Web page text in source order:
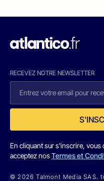
RECEVEZ NOTRE NEWSLETTER
En cliquant sur s'inscrire, vous
acceptez nosTermes et
© 2026 Talmont Media SAS.